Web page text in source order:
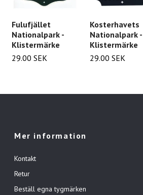
Fulufjället
Nationalpark -
Klistermärke
29.00 SEK
Kosterhavets
Nationalpark -
Klistermärke
29.00 SEK
Mer information
Kontakt
Retur
Beställ egna tygmärken